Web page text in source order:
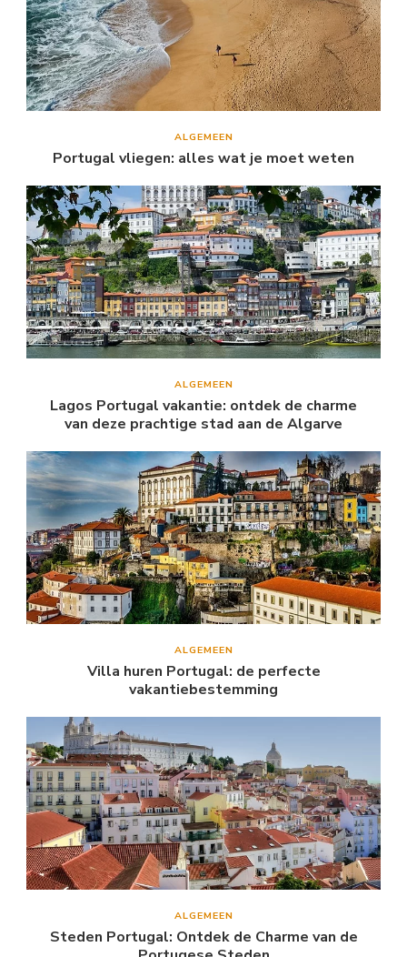
ALGEMEEN
Portugal vliegen: alles wat je moet weten
ALGEMEEN
Lagos Portugal vakantie: ontdek de charme
van deze prachtige stad aan de Algarve
ALGEMEEN
Villa huren Portugal: de perfecte
vakantiebestemming
ALGEMEEN
Steden Portugal: Ontdek de Charme van de